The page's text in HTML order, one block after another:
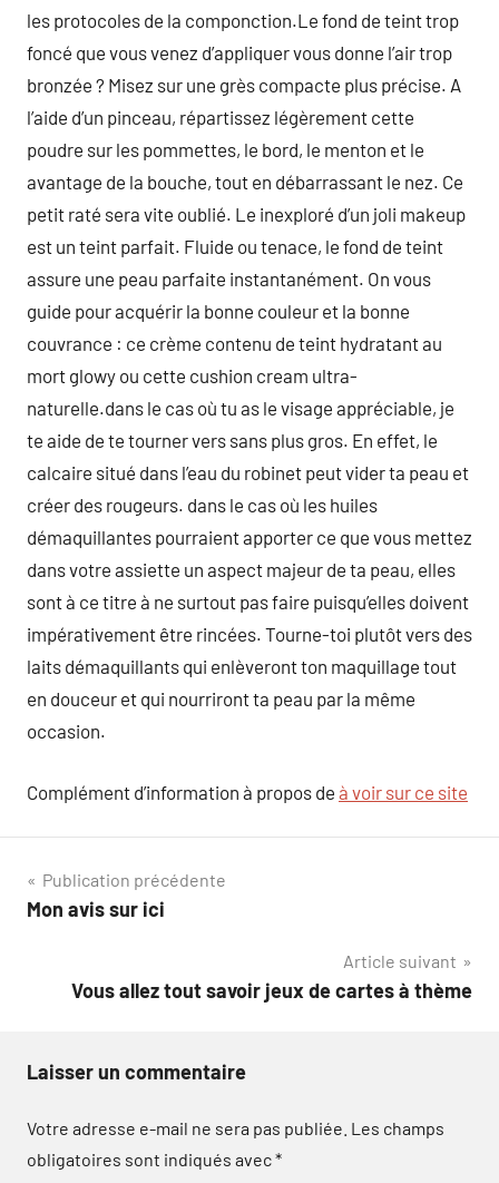
les protocoles de la componction.Le fond de teint trop
foncé que vous venez d’appliquer vous donne l’air trop
bronzée ? Misez sur une grès compacte plus précise. A
l’aide d’un pinceau, répartissez légèrement cette
poudre sur les pommettes, le bord, le menton et le
avantage de la bouche, tout en débarrassant le nez. Ce
petit raté sera vite oublié. Le inexploré d’un joli makeup
est un teint parfait. Fluide ou tenace, le fond de teint
assure une peau parfaite instantanément. On vous
guide pour acquérir la bonne couleur et la bonne
couvrance : ce crème contenu de teint hydratant au
mort glowy ou cette cushion cream ultra-
naturelle.dans le cas où tu as le visage appréciable, je
te aide de te tourner vers sans plus gros. En effet, le
calcaire situé dans l’eau du robinet peut vider ta peau et
créer des rougeurs. dans le cas où les huiles
démaquillantes pourraient apporter ce que vous mettez
dans votre assiette un aspect majeur de ta peau, elles
sont à ce titre à ne surtout pas faire puisqu’elles doivent
impérativement être rincées. Tourne-toi plutôt vers des
laits démaquillants qui enlèveront ton maquillage tout
en douceur et qui nourriront ta peau par la même
occasion.
Complément d’information à propos de à voir sur ce site
Navigation
de
Publication précédente
Mon avis sur ici
Article suivant
Vous allez tout savoir jeux de cartes à thème
Laisser un commentaire
Votre adresse e-mail ne sera pas publiée. Les champs
obligatoires sont indiqués avec*